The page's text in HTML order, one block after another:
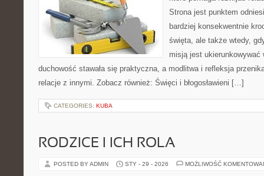
Strona jest punktem
bardziej konsekwentnie
święta, ale także wtedy,
misją jest ukierunkowywać
duchowość stawała się praktyczna, a modlitwa i refleksja
relacje z innymi. Zobacz również: Święci i błogosławieni […]
CATEGORIES: KUBA
RODZICE I ICH ROLA
POSTED BY ADMIN STY - 29 - 2026 MOŻLIWOŚĆ